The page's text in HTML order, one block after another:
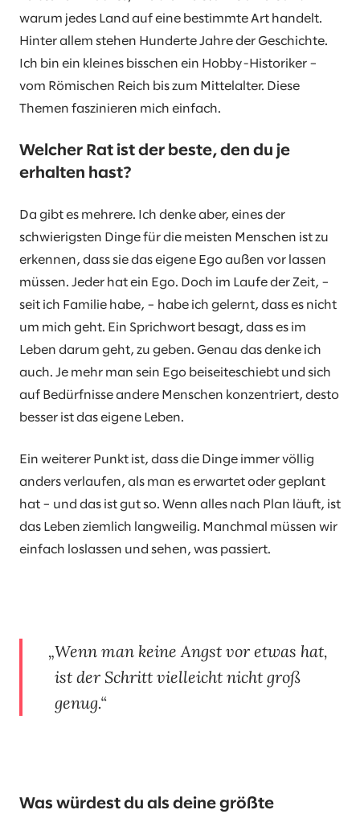
warum jedes Land auf eine bestimmte Art handelt.
Hinter allem stehen Hunderte Jahre der Geschichte.
Ich bin ein kleines bisschen ein Hobby-Historiker –
vom Römischen Reich bis zum Mittelalter. Diese
Themen faszinieren mich einfach.
Welcher Rat ist der beste, den du je
erhalten hast?
Da gibt es mehrere. Ich denke aber, eines der
schwierigsten Dinge für die meisten Menschen ist zu
erkennen, dass sie das eigene Ego außen vor lassen
müssen. Jeder hat ein Ego. Doch im Laufe der Zeit, –
seit ich Familie habe, – habe ich gelernt, dass es nicht
um mich geht. Ein Sprichwort besagt, dass es im
Leben darum geht, zu geben. Genau das denke ich
auch. Je mehr man sein Ego beiseiteschiebt und sich
auf Bedürfnisse andere Menschen konzentriert, desto
besser ist das eigene Leben.
Ein weiterer Punkt ist, dass die Dinge immer völlig
anders verlaufen, als man es erwartet oder geplant
hat – und das ist gut so. Wenn alles nach Plan läuft, ist
das Leben ziemlich langweilig. Manchmal müssen wir
einfach loslassen und sehen, was passiert.
Wenn man keine Angst vor etwas hat,
ist der Schritt vielleicht nicht groß
genug.
Was würdest du als deine größte